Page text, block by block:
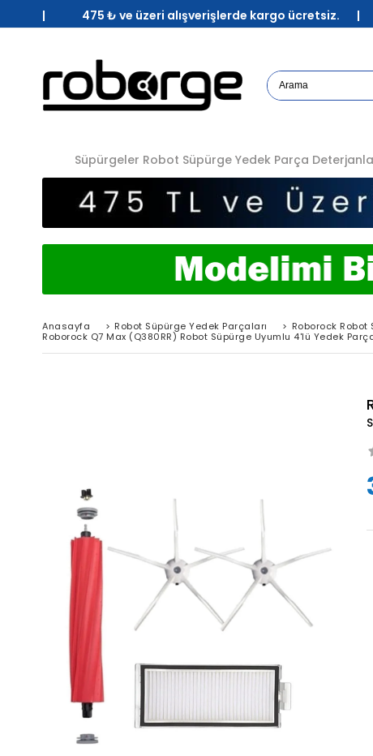
| 475 ₺ ve üzeri alışverişlerde kargo ücretsiz. |
Süpürgeler Robot Süpürge Yedek Parça
Anasayfa > Robot Süpürge Yedek Parçaları > Roborock Robot
Roborock Q7 Max (Q380RR) Robot Süpürge Uyumlu 4'lü Yedek